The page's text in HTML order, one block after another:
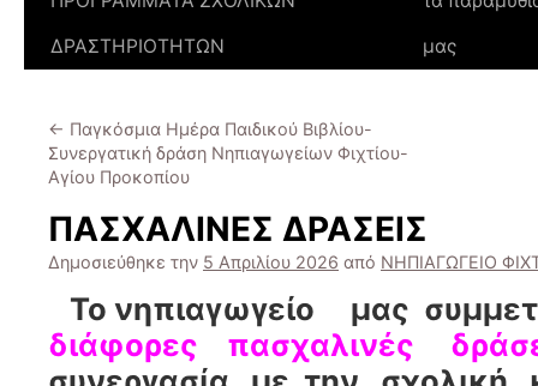
ΔΡΑΣΤΗΡΙΟΤΗΤΩΝ
μας
← Παγκόσμια Ημέρα Παιδικού Βιβλίου-
Συνεργατική δράση Νηπιαγωγείων Φιχτίου-
Αγίου Προκοπίου
ΠΑΣΧΑΛΙΝΕΣ ΔΡΑΣΕΙΣ
Δημοσιεύθηκε την 5 Απριλίου 2026 από ΝΗΠΙΑΓΩΓΕΙΟ
Το νηπιαγωγείο μας
διάφορες πασχαλινές